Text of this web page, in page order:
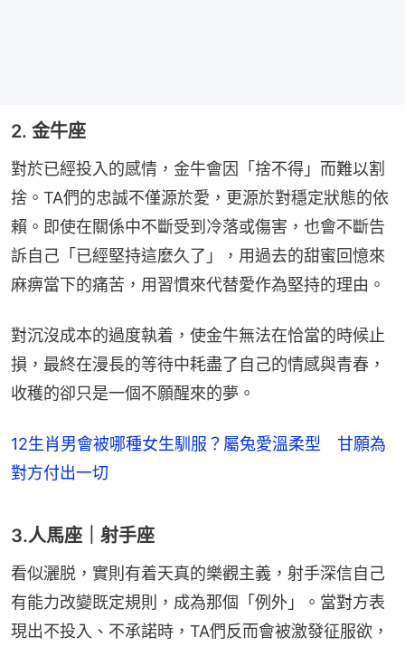
2. 金牛座
對於已經投入的感情，金牛會因「捨不得」而難以割
捨。TA們的忠誠不僅源於愛，更源於對穩定狀態的依
賴。即使在關係中不斷受到冷落或傷害，也會不斷告
訴自己「已經堅持這麼久了」，用過去的甜蜜回憶來
麻痹當下的痛苦，用習慣來代替愛作為堅持的理由。
對沉沒成本的過度執着，使金牛無法在恰當的時候止
損，最終在漫長的等待中耗盡了自己的情感與青春，
收穫的卻只是一個不願醒來的夢。
12生肖男會被哪種女生馴服？屬兔愛溫柔型 甘願為
對方付出一切
3.人馬座｜射手座
看似灑脱，實則有着天真的樂觀主義，射手深信自己
有能力改變既定規則，成為那個「例外」。當對方表
現出不投入、不承諾時，TA們反而會被激發征服欲，